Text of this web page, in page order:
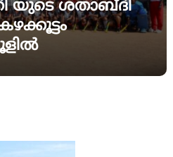
യുടെ ശതാബ്ദി